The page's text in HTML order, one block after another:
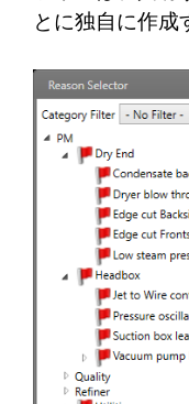
とに独自に作成